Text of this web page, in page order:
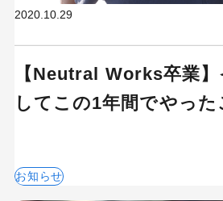
2020.10.29
【Neutral Works卒業
してこの1年間でやった
お知らせ